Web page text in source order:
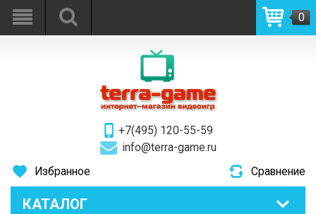
+7(495) 120-55-59
info@terra-game.ru
0
Избранное Сравнение
КАТАЛОГ